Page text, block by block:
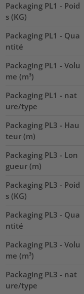
Packaging PL1 - Poid
s (KG)
Packaging PL1 - Qua
ntité
Packaging PL1 - Volu
me (m³)
Packaging PL1 - nat
ure/type
Packaging PL3 - Hau
teur (m)
Packaging PL3 - Lon
gueur (m)
Packaging PL3 - Poid
s (KG)
Packaging PL3 - Qua
ntité
Packaging PL3 - Volu
me (m³)
Packaging PL3 - nat
ure/type